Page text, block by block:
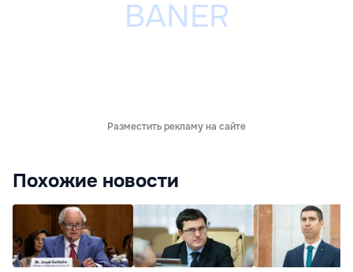
Разместить рекламу на сайте
Похожие новости